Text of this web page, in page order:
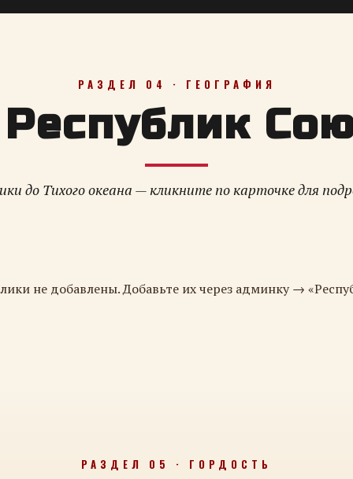
РАЗДЕЛ 04 · ГЕОГРАФИЯ
Республик
до Тихого океана — кликните по карточке для
не добавлены. Добавьте их через админку →
РАЗДЕЛ 05 · ГОРДОСТЬ